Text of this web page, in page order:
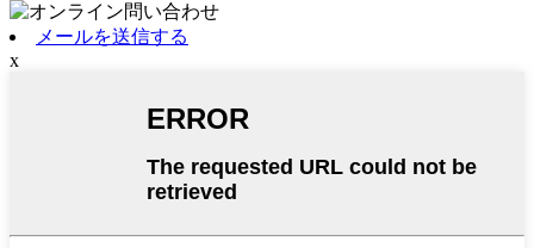
メールを送信する
x